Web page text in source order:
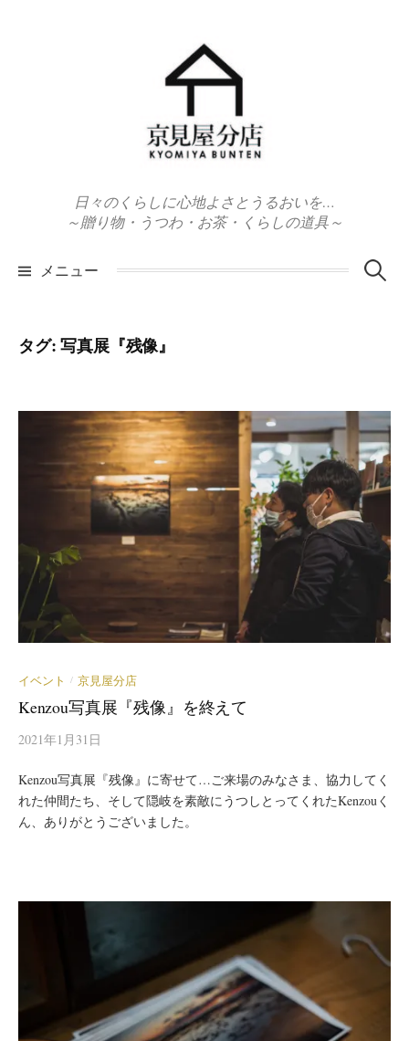
日々のくらしに心地よさとうるおいを…
～贈り物・うつわ・お茶・くらしの道具～
メニュー 検
タグ:写真展『残像』
イベント / 京見屋分店
Kenzou写真展『残像』を終えて
2021年1月31日
Kenzou写真展『残像』に寄せて…ご来場のみなさま、協力してく
れた仲間たち、そして隠岐を素敵にうつしとってくれたKenzouく
ん、ありがとうございました。